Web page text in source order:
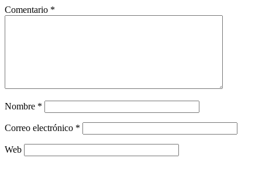
Comentario *
Nombre *
Correo electrónico *
Web